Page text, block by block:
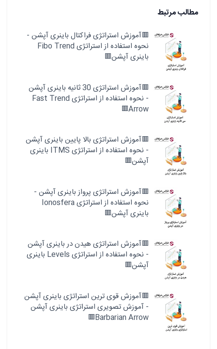
مطالب مرتبط
🟥آموزش استراتژی فراکتال باینری آپشن -
نحوه استفاده از استراتژی Fibo Trend
باینری آپشن🟥
🟥آموزش استراتژی 30 ثانیه باینری آپشن
- نحوه استفاده از استراتژی Fast Trend
Arrow🟥
🟥آموزش استراتژی بالا پایین باینری آپشن
- نحوه استفاده از استراتژی ITMS باینری
آپشن🟥
🟥آموزش استراتژی پرواز باینری آپشن -
نحوه استفاده از استراتژی Ionosfera
باینری آپشن🟥
🟥آموزش استراتژی هیدن در باینری آپشن
- نحوه استفاده از استراتژی Levels باینری
آپشن🟥
🟥آموزش قوی ترین استراتژی باینری آپشن
- آموزش تصویری استراتژی باینری آپشن
Barbarian Arrow🟥